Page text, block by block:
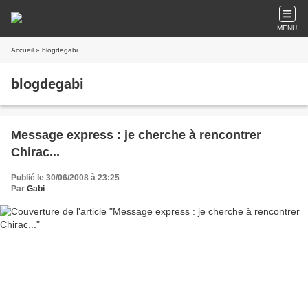
MENU
Accueil » blogdegabi
blogdegabi
Message express : je cherche à rencontrer
Chirac...
Publié le 30/06/2008 à 23:25
Par Gabi